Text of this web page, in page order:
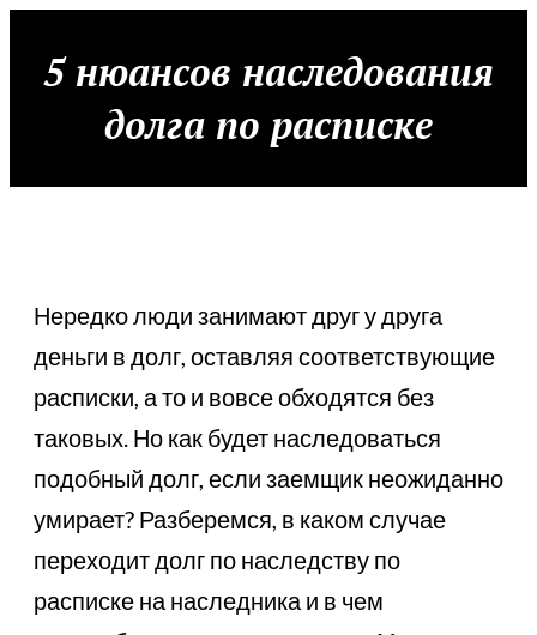
5 нюансов наследования
долга по расписке
Нередко люди занимают друг у друга
деньги в долг, оставляя соответствующие
расписки, а то и вовсе обходятся без
таковых. Но как будет наследоваться
подобный долг, если заемщик неожиданно
умирает? Разберемся, в каком случае
переходит долг по наследству по
расписке на наследника и в чем